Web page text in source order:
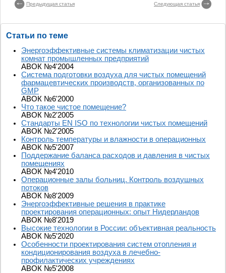
Предыдущая статья Следующая статья
Статьи по теме
Энергоэффективные системы климатизации чистых
комнат промышленных предприятий
АВОК №4'2004
Система подготовки воздуха для чистых помещений
фармацевтических производств, организованных по
GMP
АВОК №6'2000
Что такое чистое помещение?
АВОК №2'2005
Стандарты EN ISO по технологии чистых помещений
АВОК №2'2005
Контроль температуры и влажности в операционных
АВОК №5'2007
Поддержание баланса расходов и давления в чистых
помещениях
АВОК №4'2010
Операционные залы больниц. Контроль воздушных
потоков
АВОК №8'2009
Энергоэффективные решения в практике
проектирования операционных: опыт Нидерландов
АВОК №8'2019
Высокие технологии в России: объективная реальность
АВОК №5'2020
Особенности проектирования систем отопления и
кондиционирования воздуха в лечебно-
профилактических учреждениях
АВОК №5'2008